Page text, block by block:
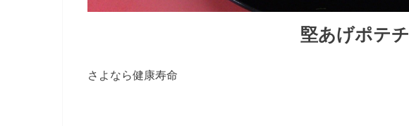
堅あげポテチ
さよなら健康寿命